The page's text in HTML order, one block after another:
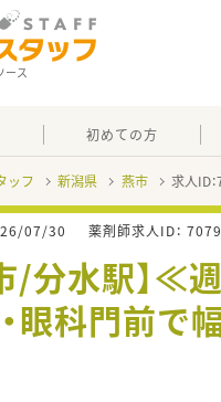
ース
初めての方
ッフ 新潟県 燕市 求人ID
07/30 薬剤師求人ID：
/分水駅】≪
眼科門前で